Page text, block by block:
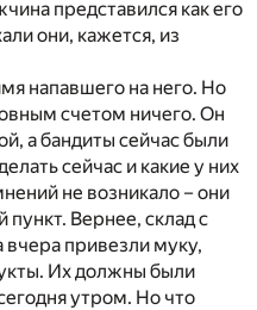
представился как его
они, кажется, из
напавшего на него. Но
счетом ничего. Он
а бандиты сейчас были
сейчас и какие у них
не возникало – они
пункт. Вернее, склад с
привезли муку,
Их должны были
утром. Но что